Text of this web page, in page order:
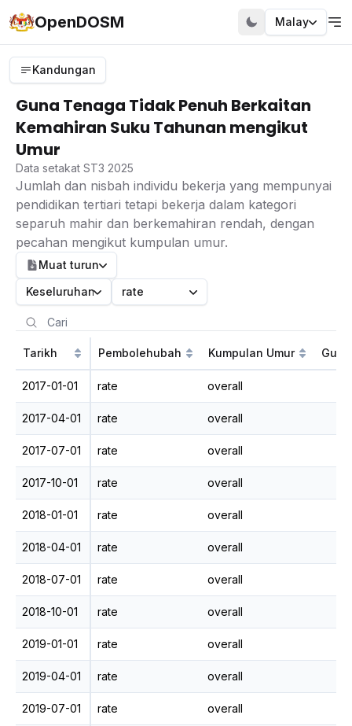
OpenDOSM Malay
Kandungan
Guna Tenaga Tidak Penuh Berkaitan
Kemahiran Suku Tahunan mengikut
Umur
Data setakat ST3 2025
Jumlah dan nisbah individu bekerja yang mempunyai
pendidikan tertiari tetapi bekerja dalam kategori
separuh mahir dan berkemahiran rendah, dengan
pecahan mengikut kumpulan umur.
Muat turun
Keseluruhan
rate
Tarikh Pembolehubah Kumpulan Umur
2017-01-01 rate overall
2017-04-01 rate overall
2017-07-01 rate overall
2017-10-01 rate overall
2018-01-01 rate overall
2018-04-01 rate overall
2018-07-01 rate overall
2018-10-01 rate overall
2019-01-01 rate overall
2019-04-01 rate overall
2019-07-01 rate overall